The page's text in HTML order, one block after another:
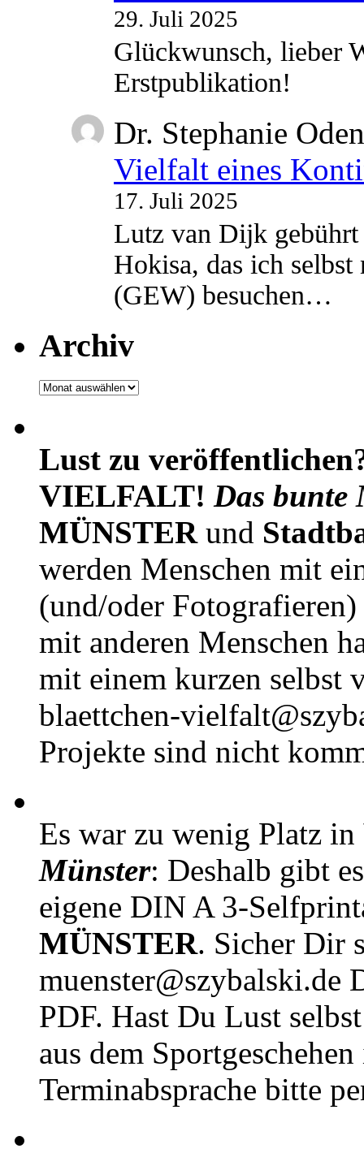
29. Juli 2025
Glückwunsch, lieber
Erstpublikation!
Dr. Stephanie
Vielfalt eines
17. Juli 2025
Lutz van Dijk
Hokisa, das ich
(GEW) besuchen…
Archiv
Archiv
Lust zu
VIELFALT! Das bunte
MÜNSTERund
werden Menschen mit
(und/oder
mit anderen Menschen
mit einem kurzen selbst
blaettchen-
Projekte sind nicht
Es war zu wenig Platz in
Münster: Deshalb gibt
eigene DIN A 3-
MÜNSTER. Sicher Dir
muenster@szybalski.de
PDF. Hast Du Lust
aus dem
Terminabsprache bitte